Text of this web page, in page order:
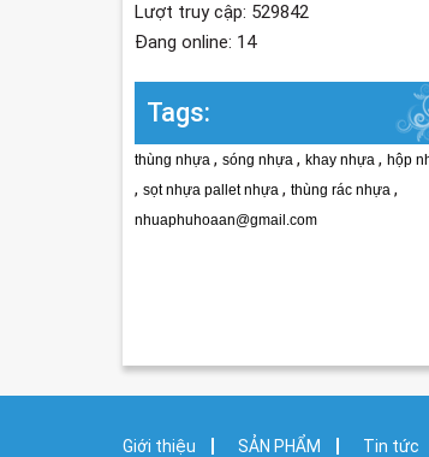
Lượt truy cập: 529842
Đang online: 14
Tags:
thùng nhựa , sóng nhựa , khay nhựa , hộp
, sọt nhựa pallet nhựa , thùng rác nhựa ,
nhuaphuhoaan@gmail.com
Giới thiệu SẢN PHẨM Tin tức